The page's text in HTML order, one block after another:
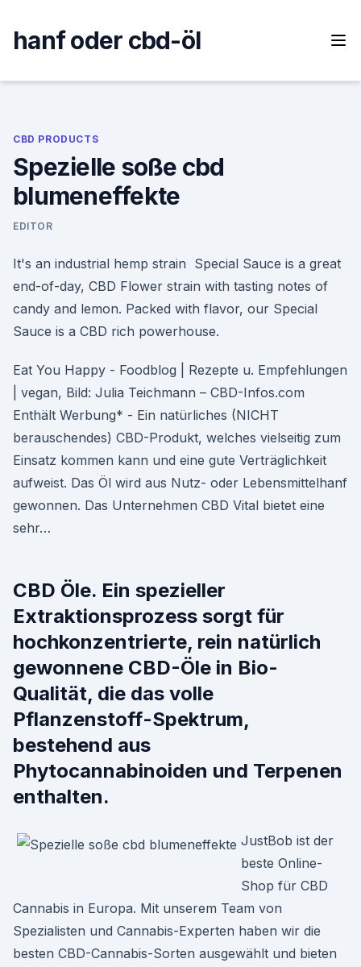
content
hanf oder cbd-öl
CBD PRODUCTS
Spezielle soße cbd
blumeneffekte
EDITOR
It's an industrial hemp strain Special Sauce is a great
end-of-day, CBD Flower strain with tasting notes of
candy and lemon. Packed with flavor, our Special
Sauce is a CBD rich powerhouse.
Eat You Happy - Foodblog | Rezepte u. Empfehlungen
| vegan, Bild: Julia Teichmann – CBD-Infos.com
Enthält Werbung* - Ein natürliches (NICHT
berauschendes) CBD-Produkt, welches vielseitig zum
Einsatz kommen kann und eine gute Verträglichkeit
aufweist. Das Öl wird aus Nutz- oder Lebensmittelhanf
gewonnen. Das Unternehmen CBD Vital bietet eine
sehr…
CBD Öle. Ein spezieller
Extraktionsprozess sorgt für
hochkonzentrierte, rein natürlich
gewonnene CBD-Öle in Bio-
Qualität, die das volle
Pflanzenstoff-Spektrum,
bestehend aus
Phytocannabinoiden und Terpenen
enthalten.
JustBob ist der
beste Online-
Shop für CBD
Cannabis in Europa. Mit unserem Team von
Spezialisten und Cannabis-Experten haben wir die
besten CBD-Cannabis-Sorten ausgewählt und bieten